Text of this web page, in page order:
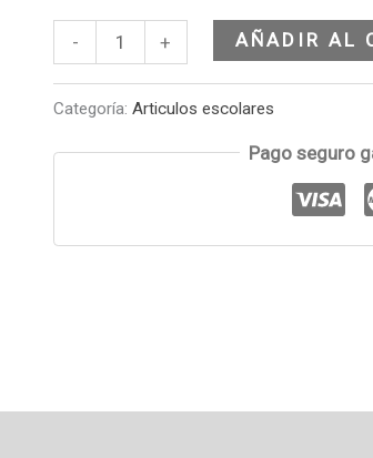
-
unidades)
cantidad
+ AÑADIR AL
Categoría:Articulos escolares
Pago seguro